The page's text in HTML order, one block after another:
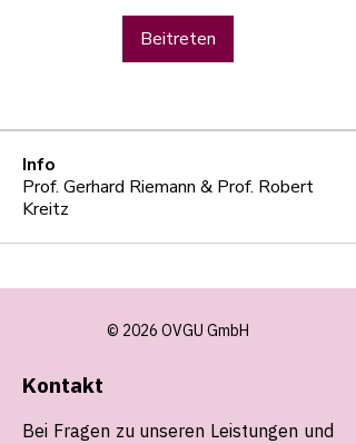
Beitreten
Info
Prof. Gerhard Riemann & Prof. Robert
Kreitz
© 2026 OVGU GmbH
Kontakt
Bei Fragen zu unseren Leistungen und